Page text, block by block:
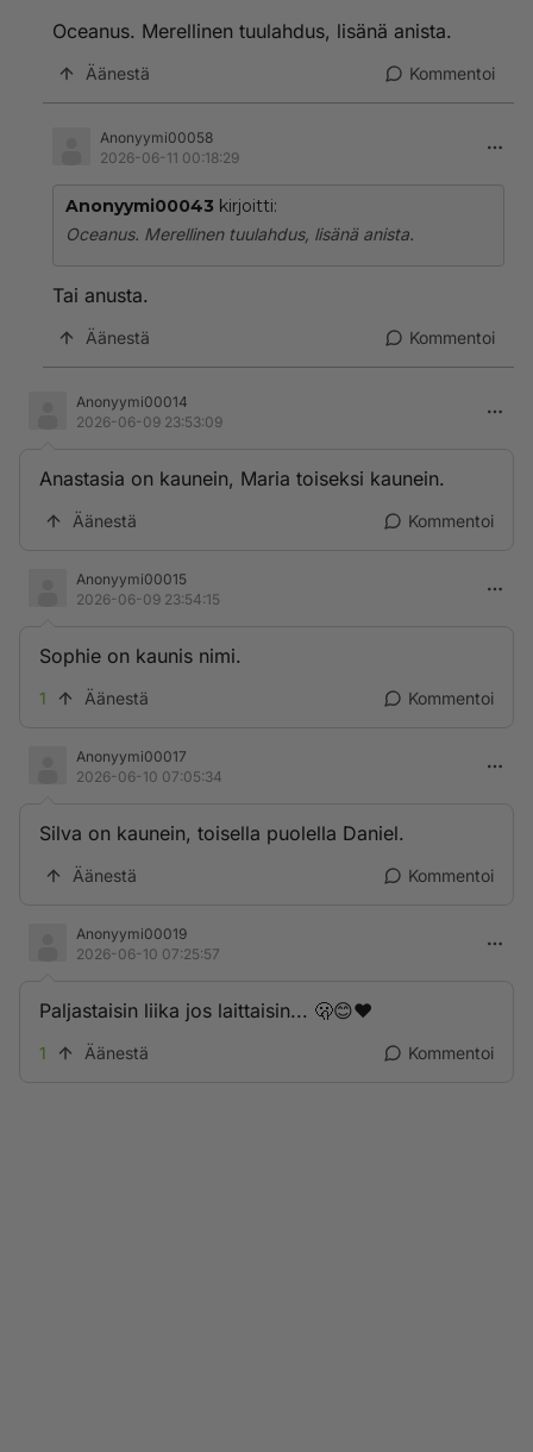
Oceanus. Merellinen tuulahdus, lisänä anista.
Äänestä Kommentoi
Anonyymi00058
2026-06-11 00:18:29
Anonyymi00043 kirjoitti:
Oceanus. Merellinen tuulahdus, lisänä anista.
Tai anusta.
Äänestä Kommentoi
Anonyymi00014
2026-06-09 23:53:09
Anastasia on kaunein, Maria toiseksi kaunein.
Äänestä Kommentoi
Anonyymi00015
2026-06-09 23:54:15
Sophie on kaunis nimi.
1 Äänestä Kommentoi
Anonyymi00017
2026-06-10 07:05:34
Silva on kaunein, toisella puolella Daniel.
Äänestä Kommentoi
Anonyymi00019
2026-06-10 07:25:57
Paljastaisin liika jos laittaisin... 🫢😊❤️
1 Äänestä Kommentoi